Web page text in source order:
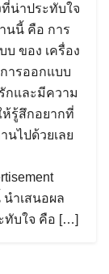
น่าประทับใจ
นนี้ คือ การ
ของ เครื่อง
ารออกแบบ
กและมีความ
รู้สึกอยากที่
ไปด้วยเลย
นำเสนอผล
ทับใจ คือ […]